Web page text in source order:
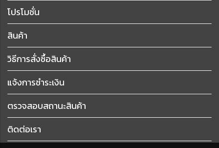
โปรโมชั่น
สินค้า
วิธีการสั่งซื้อสินค้า
แจ้งการชำระเงิน
ตรวจสอบสถานะสินค้า
ติดต่อเรา